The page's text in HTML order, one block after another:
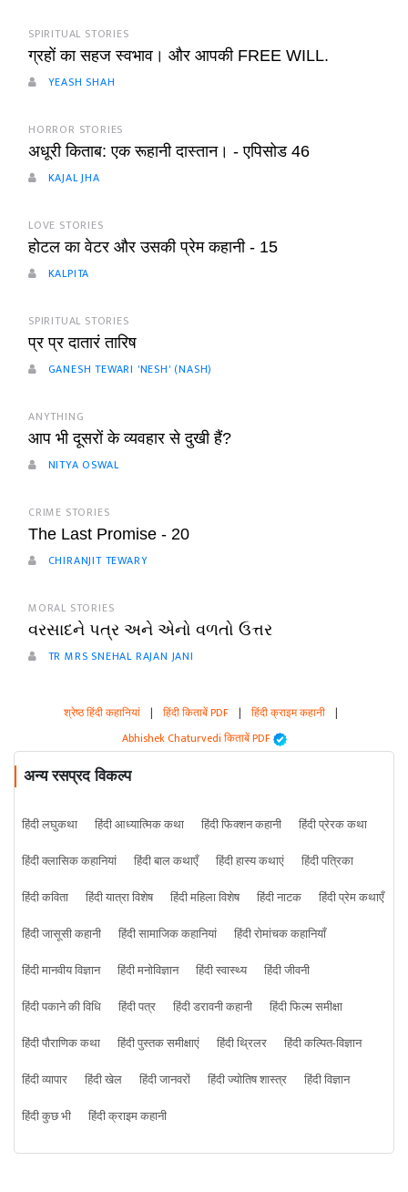
SPIRITUAL STORIES
ग्रहों का सहज स्वभाव। और आपकी FREE WILL.
YEASH SHAH
HORROR STORIES
अधूरी किताब: एक रूहानी दास्तान। - एपिसोड 46
KAJAL JHA
LOVE STORIES
होटल का वेटर और उसकी प्रेम कहानी - 15
KALPITA
SPIRITUAL STORIES
प्र प्र दातारं तारिष
GANESH TEWARI 'NESH' (NASH)
ANYTHING
आप भी दूसरों के व्यवहार से दुखी हैं?
NITYA OSWAL
CRIME STORIES
The Last Promise - 20
CHIRANJIT TEWARY
MORAL STORIES
વરસાદને પત્ર અને એનો વળતો ઉત્તર
TR MRS SNEHAL RAJAN JANI
श्रेष्ठ हिंदी कहानियां | हिंदी किताबें PDF | हिंदी क्राइम कहानी |
Abhishek Chaturvedi किताबें PDF
अन्य रसप्रद विकल्प
हिंदी लघुकथा हिंदी आध्यात्मिक कथा हिंदी फिक्शन कहानी
हिंदी प्रेरक कथा
हिंदी क्लासिक कहानियां
हिंदी बाल कथाएँ हिंदी हास्य कथाएं
हिंदी पत्रिका
हिंदी कविता
हिंदी यात्रा विशेष हिंदी महिला विशेष हिंदी नाटक
हिंदी प्रेम कथाएँ
हिंदी जासूसी कहानी
हिंदी सामाजिक कहानियां
हिंदी रोमांचक कहानियाँ
हिंदी मानवीय विज्ञान
हिंदी मनोविज्ञान हिंदी स्वास्थ्य
हिंदी जीवनी
हिंदी पकाने की विधि
हिंदी पत्र हिंदी डरावनी कहानी
हिंदी फिल्म समीक्षा
हिंदी पौराणिक कथा
हिंदी पुस्तक समीक्षाएं हिंदी थ्रिलर
हिंदी कल्पित-विज्ञान
हिंदी व्यापार
हिंदी खेल हिंदी जानवरों हिंदी ज्योतिष शास्त्र
हिंदी विज्ञान
हिंदी कुछ भी
हिंदी क्राइम कहानी